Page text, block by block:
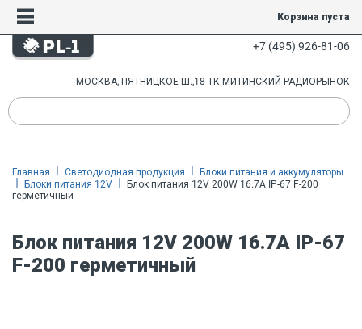
Корзина пуста
+7 (495) 926-81-06
МОСКВА, ПЯТНИЦКОЕ Ш.,18 ТК МИТИНСКИЙ РАДИОРЫНОК
Главная Светодиодная продукция
Блоки питания и аккумуляторы
Блоки питания 12V
Блок питания 12V 200W 16.7A IP-67 F-200
герметичный
Блок питания 12V 200W 16.7A IP-67
F-200 герметичный